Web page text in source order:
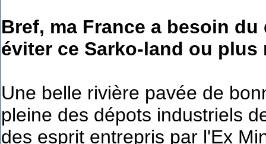
Bref, ma France a besoin
éviter ce Sarko-land ou plus
Une belle rivière pavée de
pleine des dépots industriels
des esprit entrepris par l'Ex